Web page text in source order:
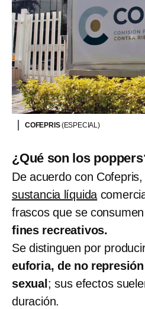
COFEPRIS(ESPECIAL)
¿Qué son los
De acuerdo con Cofepris,
sustancia líquida
frascos que se
fines recreativos.
Se distinguen por
euforia, de no
sexual ; sus efectos
duración.